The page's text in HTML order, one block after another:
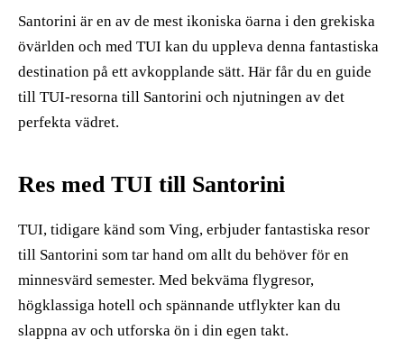
Santorini är en av de mest ikoniska öarna i den grekiska
övärlden och med TUI kan du uppleva denna fantastiska
destination på ett avkopplande sätt. Här får du en guide
till TUI-resorna till Santorini och njutningen av det
perfekta vädret.
Res med TUI till Santorini
TUI, tidigare känd som Ving, erbjuder fantastiska resor
till Santorini som tar hand om allt du behöver för en
minnesvärd semester. Med bekväma flygresor,
högklassiga hotell och spännande utflykter kan du
slappna av och utforska ön i din egen takt.